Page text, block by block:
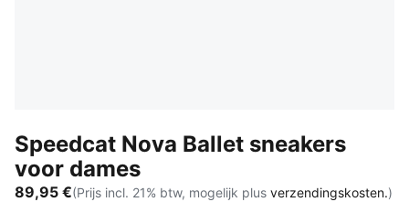
Speedcat Nova Ballet sneakers
voor dames
89,95 €(Prijs incl. 21% btw, mogelijk plus verzendingskosten.)